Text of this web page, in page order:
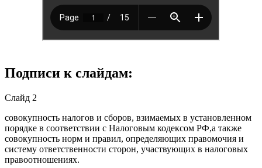
Подписи к слайдам:
Слайд 2
совокупность налогов и сборов, взимаемых в установленном
порядке в соответствии с Налоговым кодексом РФ,а также
совокупность норм и правил, определяющих правомочия и
систему ответственности сторон, участвующих в налоговых
правоотношениях.